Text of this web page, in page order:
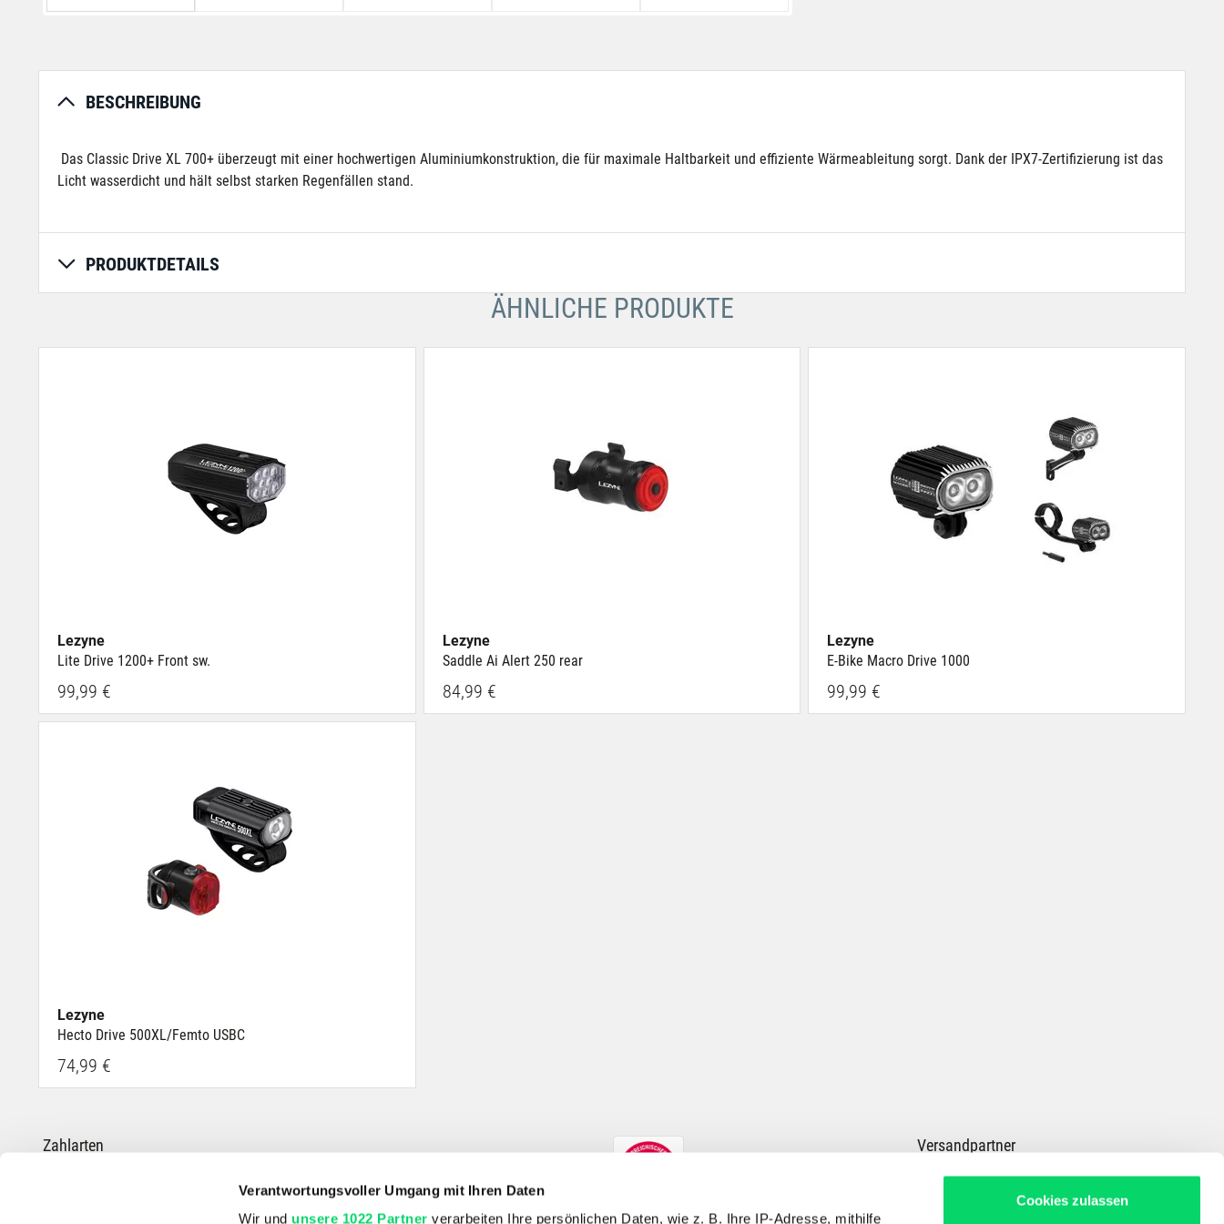
Verantwortungsvoller Umgang mit Ihren Daten
Wir und unsere 1022 Partner verarbeiten Ihre persönlichen Daten, wie z. B. Ihre IP-Adresse, mithilfe
Cookies zulassen
BESCHREIBUNG
Das Classic Drive XL 700+ überzeugt mit einer hochwertigen Aluminiumkonstruktion, die für maximale Haltbarkeit und effiziente Wärmeableitung sorgt. Dank der IPX7-Zertifizierung ist das
Licht wasserdicht und hält selbst starken Regenfällen stand.
PRODUKTDETAILS
ÄHNLICHE PRODUKTE
Lezyne
Lite Drive 1200+ Front sw.
99,99 €
Lezyne
Saddle Ai Alert 250 rear
84,99 €
Lezyne
E-Bike Macro Drive 1000
99,99 €
Lezyne
Hecto Drive 500XL/Femto USBC
74,99 €
Zahlarten Versandpartner